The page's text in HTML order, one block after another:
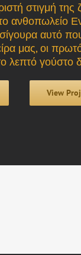
στιγμή
το ανθοπωλείο
αυτό
μας, οι
λεπτό γούστο
View